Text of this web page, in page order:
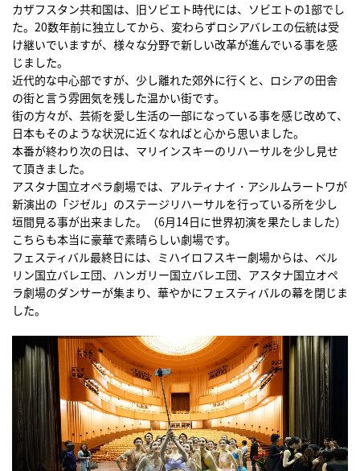
カザフスタン共和国は、旧ソビエト時代には、ソビエトの1部でし
た。20数年前に独立してから、変わらずロシアバレエの伝統は受
け継いでいますが、様々な分野で新しい改革が進んでいる事を感
じました。
近代的な中心部ですが、少し離れた郊外に行くと、ロシアの田舎
の街と言う雰囲気を残した温かい街です。
街の方々が、芸術を愛し生活の一部になっている事を感じ改めて、
日本もそのような状況に近くなればと心から思いました。
本番が終わり次の日は、マリインスキーのリハーサルを少し見せ
て頂きました。
アスタナ国立オペラ劇場では、アルティナイ・アシルムラートワが
新演出の「ジゼル」のステージリハーサルを行っている所を少し
垣間見る事が出来ました。（6月14日に世界初演を果たしました）
こちらも本当に豪華で素晴らしい劇場です。
フェスティバル最終日には、ミハイロフスキー劇場からは、ベル
リン国立バレエ団、ハンガリー国立バレエ団、アスタナ国立オペ
ラ劇場のダンサーが集まり、華やかにフェスティバルの幕を閉じま
した。